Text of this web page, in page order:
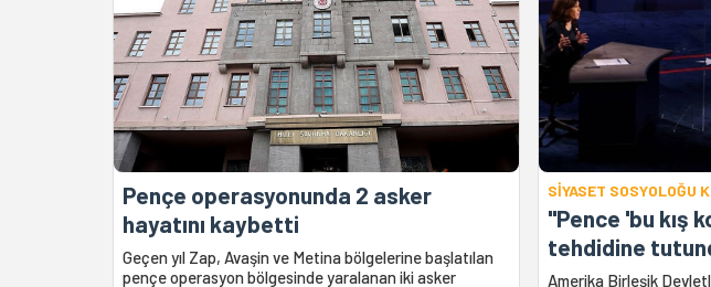
Pençe operasyonunda 2 asker
hayatını kaybetti
Geçen yıl Zap, Avaşin ve Metina bölgelerine başlatılan
pençe operasyon bölgesinde yaralanan iki asker
SİYASET SOSYOLOĞU
"Pence 'bu kış
tehdidine
Amerika Birleşik